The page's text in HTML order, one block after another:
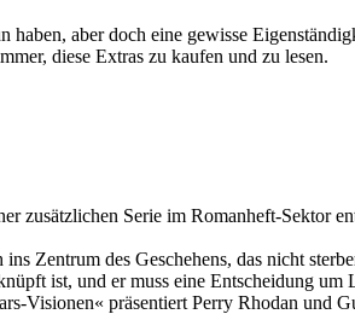
diese Extras zu kaufen und zu lesen.
zusätzlichen Serie im Romanheft-Sektor
Zentrum des Geschehens, das nicht
ist, und er muss eine Entscheidung
Visionen« präsentiert Perry Rhodan und